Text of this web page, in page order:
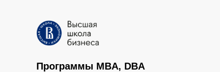
Программы MBA, DBA